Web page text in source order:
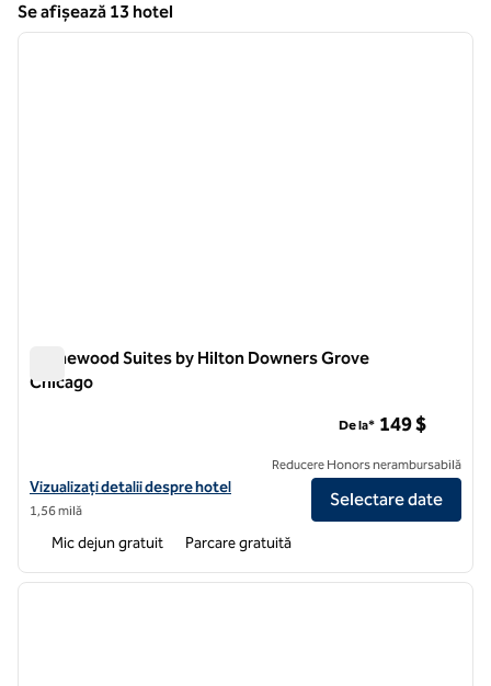
Se afișează 13 hotel
Se afișează 13 hotel
1 din 12
Homewood Suites by Hilton Downers Grove
Chicago
Vizualizați detaliile hotelului pentru Homewood Suites by Hilton
Vizualizați detalii despre hotel
1,56 milă
De la* 149 $
Reducere Honors nerambursabilă
Selectare date
Mic dejun gratuit Parcare gratuită
1 din 12